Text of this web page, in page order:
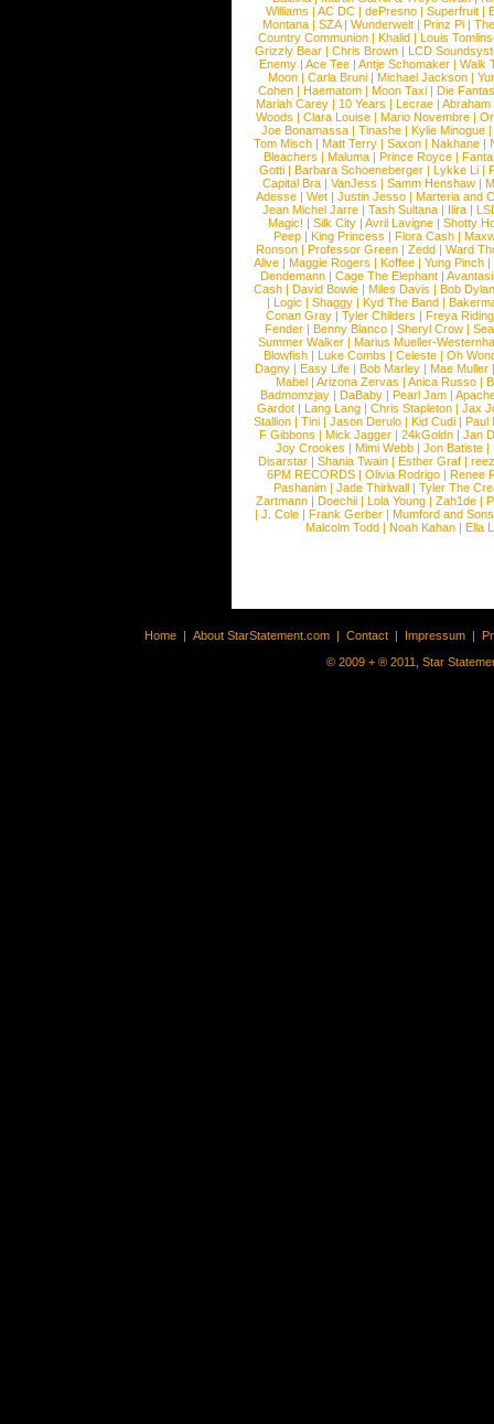
Williams |AC DC |dePresno |Superfruit |
Montana |SZA|Wunderwelt |Prinz Pi |
Country Communion | Khalid | Louis
Grizzly Bear | Chris Brown | LCD
Enemy | Ace Tee | Antje Schomaker | Walk
Moon |Carla Bruni |Michael Jackson |
Cohen |Haematom |Moon Taxi |Die
Mariah Carey | 10 Years | Lecrae | Abraham
Woods |Clara Louise |Mario Novembre |
Joe Bonamassa | Tinashe | Kylie Minogue |
Tom Misch |Matt Terry |Saxon |Nakhane |
Bleachers | Maluma | Prince Royce |
Gotti |Barbara Schoeneberger |Lykke Li |
Capital Bra |VanJess |Samm Henshaw |
Adesse |Wet |Justin Jesso |Marteria and
Jean Michel Jarre |Tash Sultana | Ilira |
Magic! | Silk City | Avril Lavigne | Shotty
Peep |King Princess |Flora Cash |
Ronson |Professor Green |Zedd |Ward
Alive |Maggie Rogers |Koffee |Yung Pinch |
Dendemann |Cage The Elephant |
Cash | David Bowie | Miles Davis | Bob Dylan
|Logic |Shaggy |Kyd The Band |
Conan Gray |Tyler Childers |Freya
Fender |Benny Blanco |Sheryl Crow |
Summer Walker |Marius Mueller-
Blowfish | Luke Combs | Celeste | Oh
Dagny |Easy Life |Bob Marley |Mae Muller
Mabel |Arizona Zervas |Anica Russo |
Badmomzjay |DaBaby |Pearl Jam |
Gardot | Lang Lang | Chris Stapleton | Jax
Stallion |Tini |Jason Derulo |Kid Cudi |Paul
F Gibbons | Mick Jagger | 24kGoldn | Jan
Joy Crookes | Mimi Webb | Jon Batiste |
Disarstar | Shania Twain | Esther Graf |
6PM RECORDS | Olivia Rodrigo | Renee
Pashanim |Jade Thirlwall |Tyler The
Zartmann | Doechii | Lola Young | Zah1de |
| J. Cole | Frank Gerber | Mumford and Sons
Malcolm Todd | Noah Kahan | Ella
Home | About StarStatement.com | Contact | Impressum |
© 2009 + ® 2011, Star